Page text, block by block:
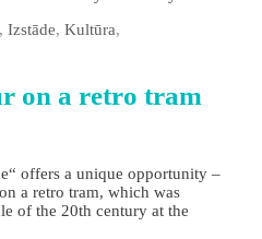
, Izstāde, Kultūra,
on a retro tram
offers a unique opportunity –
a retro tram, which was
of the 20th century at the